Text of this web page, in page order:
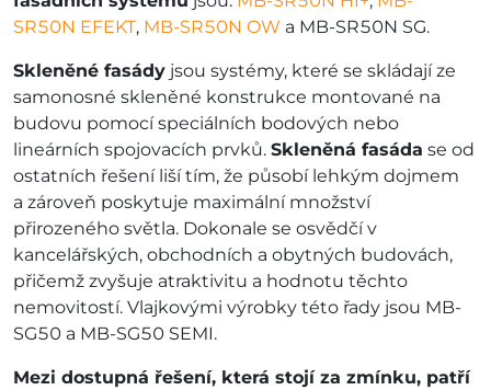
SR50N EFEKT, MB-SR50N OW a MB-SR50N SG.
Skleněné fasády jsou systémy, které se skládají ze
samonosné skleněné konstrukce montované na
budovu pomocí speciálních bodových nebo
lineárních spojovacích prvků. Skleněná fasáda se od
ostatních řešení liší tím, že působí lehkým dojmem
a zároveň poskytuje maximální množství
přirozeného světla. Dokonale se osvědčí v
kancelářských, obchodních a obytných budovách,
přičemž zvyšuje atraktivitu a hodnotu těchto
nemovitostí. Vlajkovými výrobky této řady jsou MB-
SG50 a MB-SG50 SEMI.
Mezi dostupná řešení, která stojí za zmínku, patří